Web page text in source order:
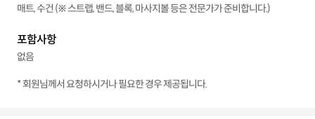
매트, 수건 (※ 스트랩, 밴드, 블록, 마사지볼 등은 전문가가 준비합니다.)
포함사항
없음
* 회원님께서 요청하시거나 필요한 경우 제공됩니다.